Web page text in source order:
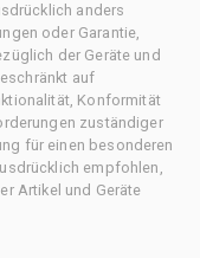
anders
oder Garantie,
der Geräte und
auf
Konformität
zuständiger
für einen besonderen
empfohlen,
Artikel und Geräte